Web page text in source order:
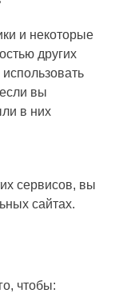
и некоторые
других
вы
в них
сервисов, вы
сайтах.
чтобы: